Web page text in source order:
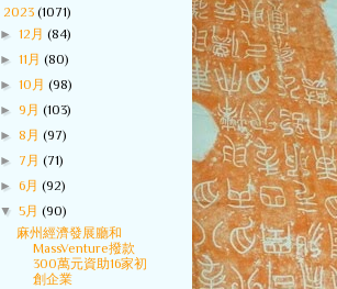
2023 (1071)
►12月(84)
►11月(80)
►10月(98)
►9月(103)
► 8月(97)
► 7月(71)
►6月(92)
▼5月(90)
麻州經濟發展廳和
MassVenture撥款
300萬元資助16家初
創企業